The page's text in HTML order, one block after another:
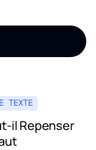
TEXTE
il Repenser